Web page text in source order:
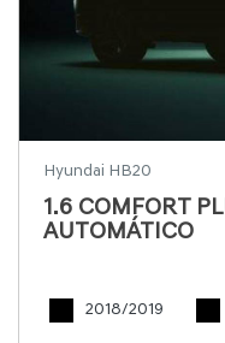
Hyundai HB20
1.6 COMFORT
AUTOMÁTICO
2018/2019